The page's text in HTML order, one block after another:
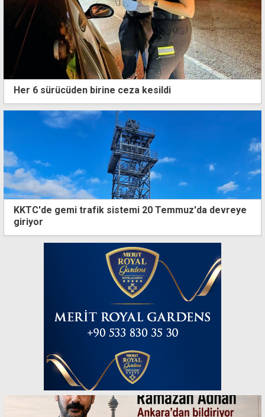
Her 6 sürücüden birine ceza kesildi
KKTC'de gemi trafik sistemi 20 Temmuz'da devreye
giriyor